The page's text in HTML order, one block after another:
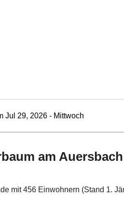
Jul 29, 2026 - Mittwoch
am Auersbach
mit 456 Einwohnern (Stand 1.